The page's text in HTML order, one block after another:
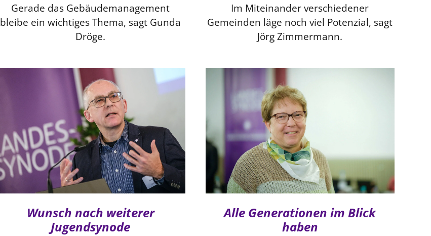
Gerade das Gebäudemanagement
bleibe ein wichtiges Thema, sagt Gunda
Dröge.
Im Miteinander verschiedener
Gemeinden läge noch viel Potenzial, sagt
Jörg Zimmermann.
Wunsch nach weiterer
Jugendsynode
Alle Generationen im Blick
haben